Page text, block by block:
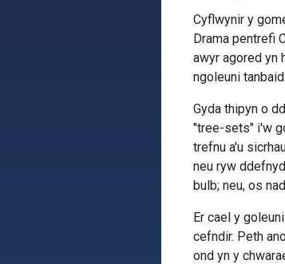
Cyflwynir y
Drama pentrefi
awyr agored yn
ngoleuni
Gyda thipyn o
"tree-sets" i'w
trefnu a'u
neu ryw
bulb; neu, os
Er cael y
cefndir. Peth
ond yn y